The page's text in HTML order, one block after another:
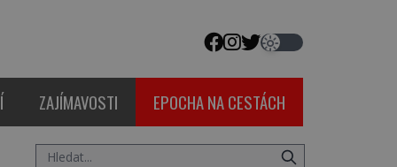
ZAJÍMAVOSTI EPOCHA NA CESTÁCH